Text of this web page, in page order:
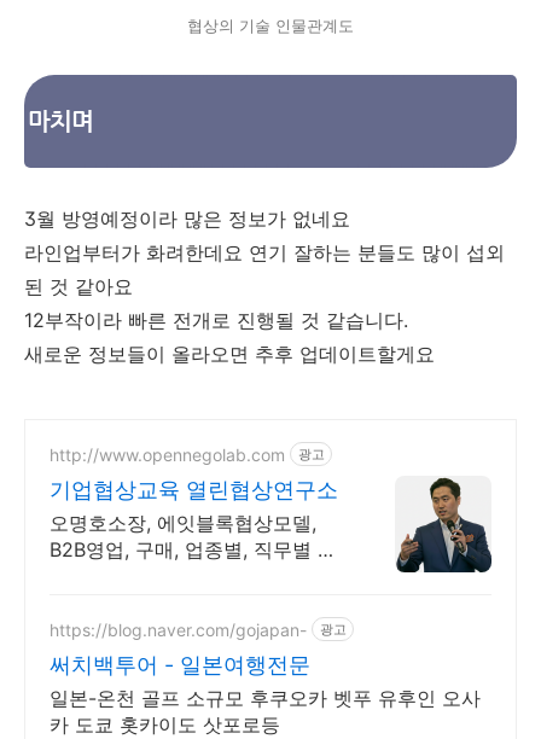
협상의 기술 인물관계도
마치며
3월 방영예정이라 많은 정보가 없네요
라인업부터가 화려한데요 연기 잘하는 분들도 많이 섭외
된 것 같아요
12부작이라 빠른 전개로 진행될 것 같습니다.
새로운 정보들이 올라오면 추후 업데이트할게요
http://www.opennegolab.com 광고
기업협상교육 열린협상연구소
오명호소장, 에잇블록협상모델,
B2B영업, 구매, 업종별, 직무별 맞
https://blog.naver.com/gojapan- 광고
써치백투어 - 일본여행전문
일본-온천 골프 소규모 후쿠오카 벳푸 유후인 오사
카 도쿄 홋카이도 삿포로등